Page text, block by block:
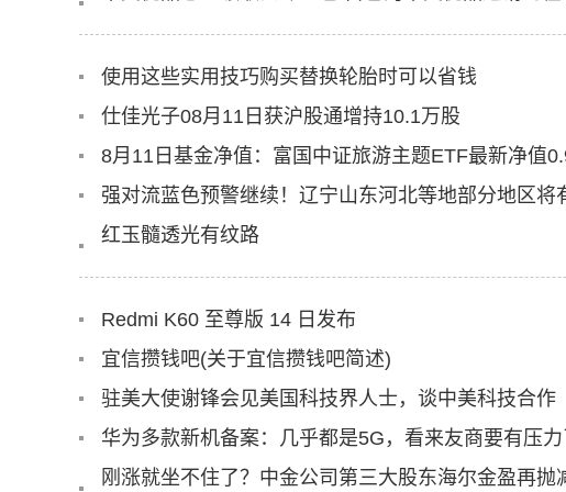
使用这些实用技巧购买替换轮胎时可以省钱
仕佳光子08月11日获沪股通增持10.1万股
8月11日基金净值：富国中证旅游主题ETF最新净值
强对流蓝色预警继续！辽宁山东河北等地部分地区将
红玉髓透光有纹路
Redmi K60 至尊版 14 日发布
宜信攒钱吧(关于宜信攒钱吧简述)
驻美大使谢锋会见美国科技界人士，谈中美科技合作
华为多款新机备案：几乎都是5G，看来友商要有压力